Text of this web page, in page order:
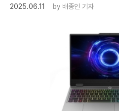
2025.06.11
by 배종인 기자